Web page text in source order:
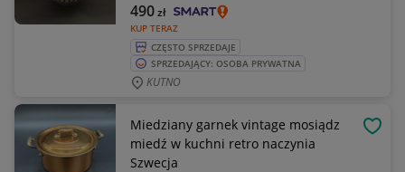
KUP TERAZ
490zł
CZĘSTO SPRZEDAJE
SPRZEDAJĄCY: OSOBA PRYWATNA
KUTNO
Miedziany garnek vintage mosiądz
miedź w kuchni retro naczynia
Szwecja